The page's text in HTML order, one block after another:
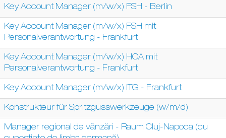
Key Account Manager (m/w/x) FSH - Berlin
Key Account Manager (m/w/x) FSH mit
Personalverantwortung - Frankfurt
Key Account Manager (m/w/x) HCA mit
Personalverantwortung - Frankfurt
Key Account Manager (m/w/x) ITG - Frankfurt
Konstrukteur für Spritzgusswerkzeuge (w/m/d)
Manager regional de vânzări - Raum Cluj-Napoca (cu